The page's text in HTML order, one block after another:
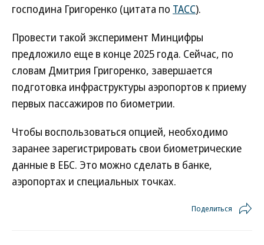
господина Григоренко (цитата по ТАСС).
Провести такой эксперимент Минцифры
предложило еще в конце 2025 года. Сейчас, по
словам Дмитрия Григоренко, завершается
подготовка инфраструктуры аэропортов к приему
первых пассажиров по биометрии.
Чтобы воспользоваться опцией, необходимо
заранее зарегистрировать свои биометрические
данные в ЕБС. Это можно сделать в банке,
аэропортах и специальных точках.
Поделиться